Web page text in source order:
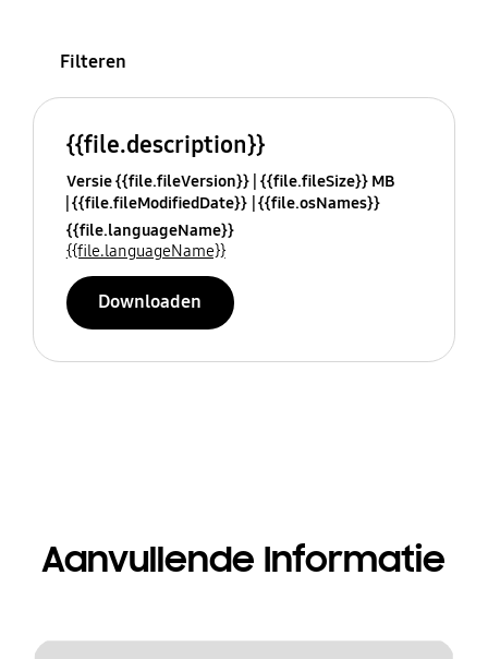
Filteren
{{file.description}}
Versie {{file.fileVersion}} {{file.fileSize}} MB
{{file.fileModifiedDate}} {{file.osNames}}
{{file.languageName}}
{{file.languageName}}
Downloaden
Aanvullende Informatie